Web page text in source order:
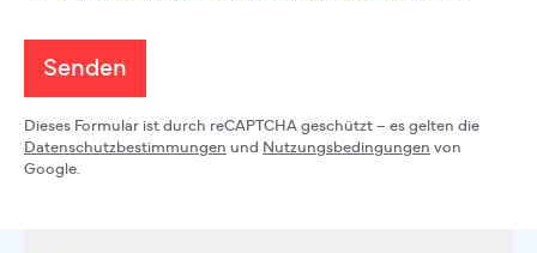
Senden
Dieses Formular ist durch reCAPTCHA geschützt – es gelten die
Datenschutzbestimmungen und Nutzungsbedingungen von
Google.